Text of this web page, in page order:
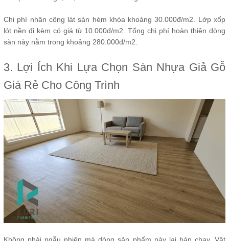
Chi phí nhân công lát sàn hèm khóa khoảng 30.000đ/m2. Lớp xốp
lót nền đi kèm có giá từ 10.000đ/m2. Tổng chi phí hoàn thiện dòng
sàn này nằm trong khoảng 280.000đ/m2.
3. Lợi Ích Khi Lựa Chọn Sàn Nhựa Giả Gỗ
Giá Rẻ Cho Công Trình
Không phải ngẫu nhiên mà dòng sản phẩm này lại bán chạy. Vật